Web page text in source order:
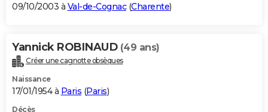
09/10/2003 à Val-de-Cognac(Charente)
Yannick ROBINAUD (49 ans)
Créer une cagnotte obsèques
Naissance
17/01/1954 à Paris (Paris)
Décès